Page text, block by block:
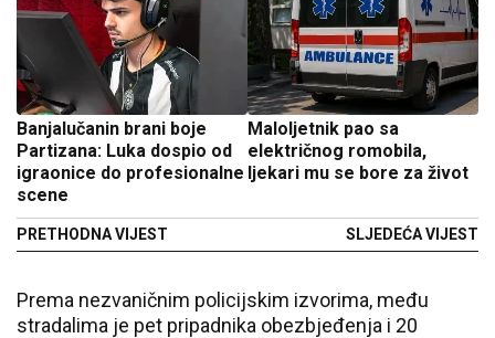
Banjalučanin brani boje
Partizana: Luka dospio od
igraonice do profesionalne
scene
PRETHODNA VIJEST
Maloljetnik pao sa
električnog romobila,
ljekari mu se bore za život
SLJEDEĆA VIJEST
Prema nezvaničnim policijskim izvorima, među
stradalima je pet pripadnika obezbjeđenja i 20